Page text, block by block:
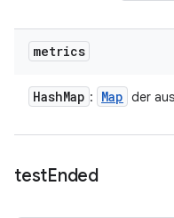
metrics
HashMap : Map der
testEnded